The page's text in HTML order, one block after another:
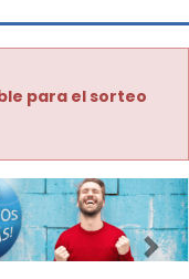
para el sorteo